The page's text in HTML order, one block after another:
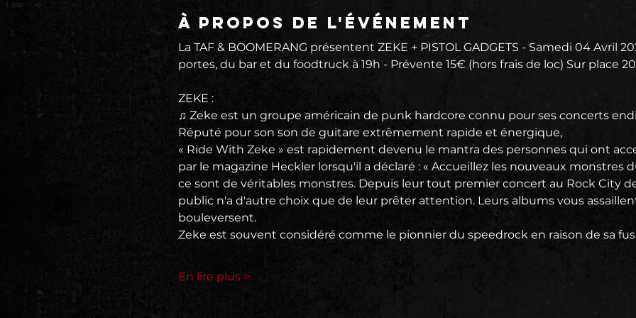
À propos de l'événement
La TAF & BOOMERANG présentent ZEKE + PISTOL GADGETS - Samedi 04 Avril
portes, du bar et du foodtruck à 19h - Prévente 15€ (hors frais de loc) Sur place
ZEKE :
♫ Zeke est un groupe américain de punk hardcore connu pour ses concerts
Réputé pour son son de guitare extrêmement rapide et énergique,
« Ride With Zeke » est rapidement devenu le mantra des personnes qui ont
par le magazine Heckler lorsqu'il a déclaré : « Accueillez les nouveaux monstres
ce sont de véritables monstres. Depuis leur tout premier concert au Rock City
public n'a d'autre choix que de leur prêter attention. Leurs albums vous
bouleversent.
Zeke est souvent considéré comme le pionnier du speedrock en raison de sa
En lire plus >